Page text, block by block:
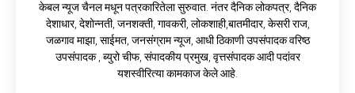
केबल न्यूज चैनल मधून पत्रकारितेला सुरुवात. नंतर दैनिक लोकपत्र, दैनिक
देशाधार, देशोन्नती, जनशक्ती, गावकरी, लोकशाही,बातमीदार, केसरी राज,
जळगाव माझा, साईमत, जनसंग्राम न्यूज, आधी ठिकाणी उपसंपादक वरिष्ठ
उपसंपादक , ब्युरो चीफ, संपादकीय प्रमुख, वृत्तसंपादक आदी पदांवर
यशस्वीरित्या कामकाज केले आहे.